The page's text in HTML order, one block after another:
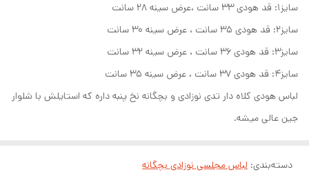
سایز1: قد هودی 33 سانت ،عرض سینه 28 سانت
سایز2: قد هودی 35 سانت ، عرض سینه 30 سانت
سایز3: قد هودی 36 سانت ، عرض سینه 32 سانت
سایز4: قد هودی 37 سانت ، عرض سینه 35 سانت
لباس هودی کلاه دار تدی نوزادی و بچگانه نخ پنبه داره که استایلش با شلوار
جین عالی میشه.
دسته‌بندی: لباس مجلسی نوزادی بچگانه